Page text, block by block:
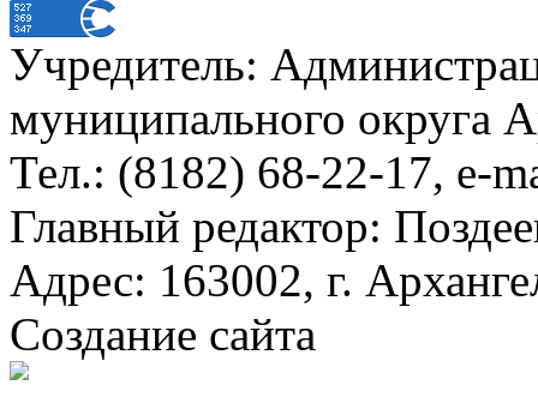
Учредитель:
муниципального округа
Тел.: (8182) 68-22-17, e-
Главный редактор:
Адрес: 163002, г.
Создание сайта